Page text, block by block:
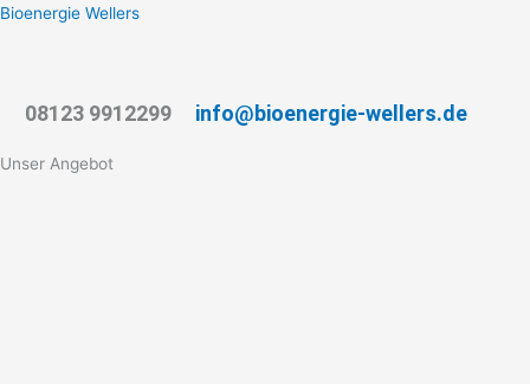
Zum
Bioenergie Wellers
08123 9912299 info@bioenergie-wellers.de
Unser Angebot